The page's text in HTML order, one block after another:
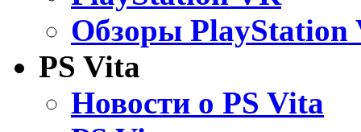
Обзоры PlayStation
PS Vita
Новости о PS Vita